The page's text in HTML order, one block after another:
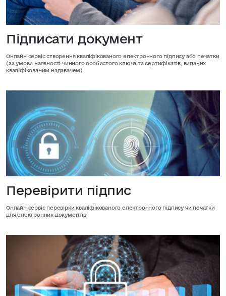
Підписати документ
Онлайн сервіс створення кваліфікованого електронного підпису або печатки
(за умови наявності чинного особистого ключа та сертифікатів, виданих
кваліфікованим надавачем)
Перевірити підпис
Онлайн сервіс перевірки кваліфікованого електронного підпису чи печатки
для електронних документів